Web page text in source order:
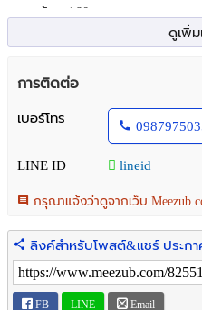
ขนาดบ้าน: 160 ตร.ม.
3 นอน
เฟอร์นิเจอร์บางส่วน
พื้นที่กว้าง เดินทางเข้าออกสะดวก
การติดต่อ
เบอร์โทร
LINE ID lineid
กรุณาแจ้งว่าดูจากเว็บ
ลิงค์สำหรับโพสต์&แชร์ ประกา
FB LINE Email